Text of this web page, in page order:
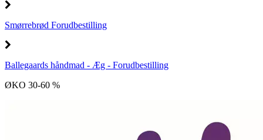
Smørrebrød Forudbestilling
Ballegaards håndmad - Æg - Forudbestilling
ØKO 30-60 %